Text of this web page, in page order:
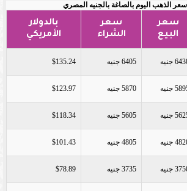
الذهب اليوم بالصاغة بالجنيه المصري
سعر
البيع
سعر
الشراء
بالدولار
الأمريكي
جنيه 6405 جنيه $135.24
جنيه 5870 جنيه $123.97
جنيه 5605 جنيه $118.34
جنيه 4805 جنيه $101.43
جنيه 3735 جنيه $78.89